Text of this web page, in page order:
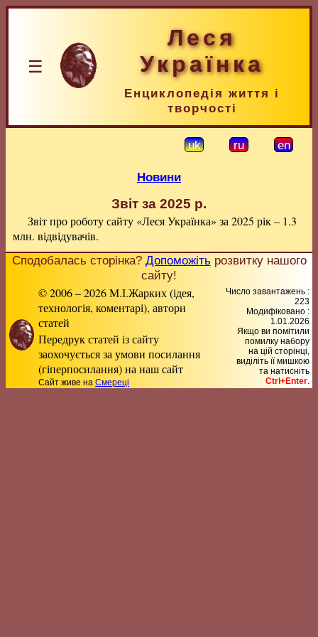
☰
Леся
Українка
Енциклопедія життя і
творчості
uk ru en
Новини
Звіт за 2025 р.
Звіт про роботу сайту «Леся Українка» за 2025 рік – 1.3
млн. відвідувачів.
Сподобалась сторінка? Допоможітьрозвитку нашого
сайту!
© 2006 – 2026 М.І.Жарких (ідея,
технологія, коментарі), автори
статей
Передрук статей із сайту
заохочується за умови посилання
(гіперпосилання) на наш сайт
Сайт живе на Смереці
Число завантажень :
223
Модифіковано :
1.01.2026
Якщо ви помітили
помилку набору
на цiй сторiнцi,
видiлiть її мишкою
та натисніть
Ctrl+Enter.